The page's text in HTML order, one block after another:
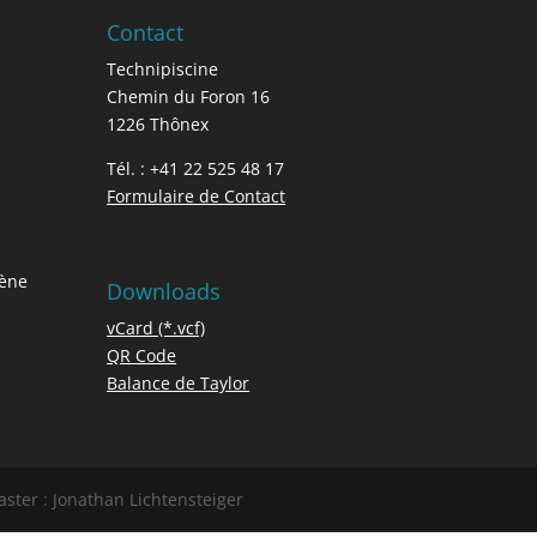
Contact
Technipiscine
Chemin du Foron 16
1226 Thônex
Tél. : +41 22 525 48 17
Formulaire de Contact
Downloads
vCard (*.vcf)
QR Code
Balance de Taylor
: Jonathan Lichtensteiger